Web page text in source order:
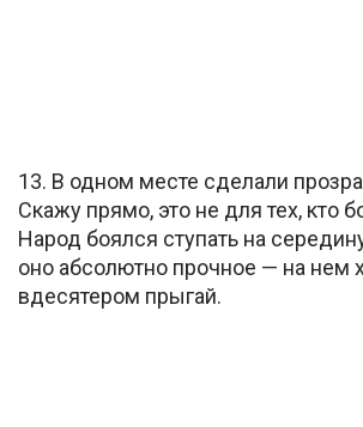
13. В одном месте сделали
Скажу прямо, это не для тех, кто
Народ боялся ступать на
оно абсолютно прочное — на нем
вдесятером прыгай.